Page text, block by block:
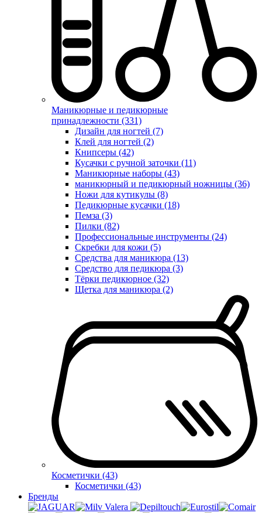
Маникюрные и педикюрные
принадлежности (331)
Дизайн для ногтей (7)
Клей для ногтей (2)
Книпсеры (42)
Кусачки с ручной заточки (11)
Маникюрные наборы (43)
маникюрный и педикюрный ножницы (36)
Ножи для кутикулы (8)
Педикюрные кусачки (18)
Пемза (3)
Пилки (82)
Профессиональные инструменты (24)
Скребки для кожи (5)
Средства для маникюра (13)
Средство для педикюра (3)
Тёрки педикюрное (32)
Щетка для маникюра (2)
Косметички (43)
Косметички (43)
Бренды
Valera